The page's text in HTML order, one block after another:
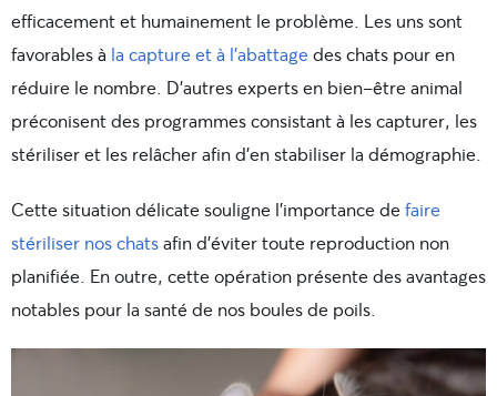
efficacement et humainement le problème. Les uns sont
favorables à la capture et à l’abattage des chats pour en
réduire le nombre. D’autres experts en bien-être animal
préconisent des programmes consistant à les capturer, les
stériliser et les relâcher afin d’en stabiliser la démographie.
Cette situation délicate souligne l’importance defaire
stériliser nos chatsafin d’éviter toute reproduction non
planifiée. En outre, cette opération présente des avantages
notables pour la santé de nos boules de poils.